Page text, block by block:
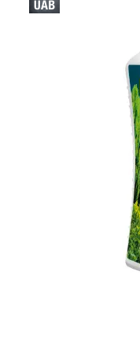
Qui sommes-nous ?